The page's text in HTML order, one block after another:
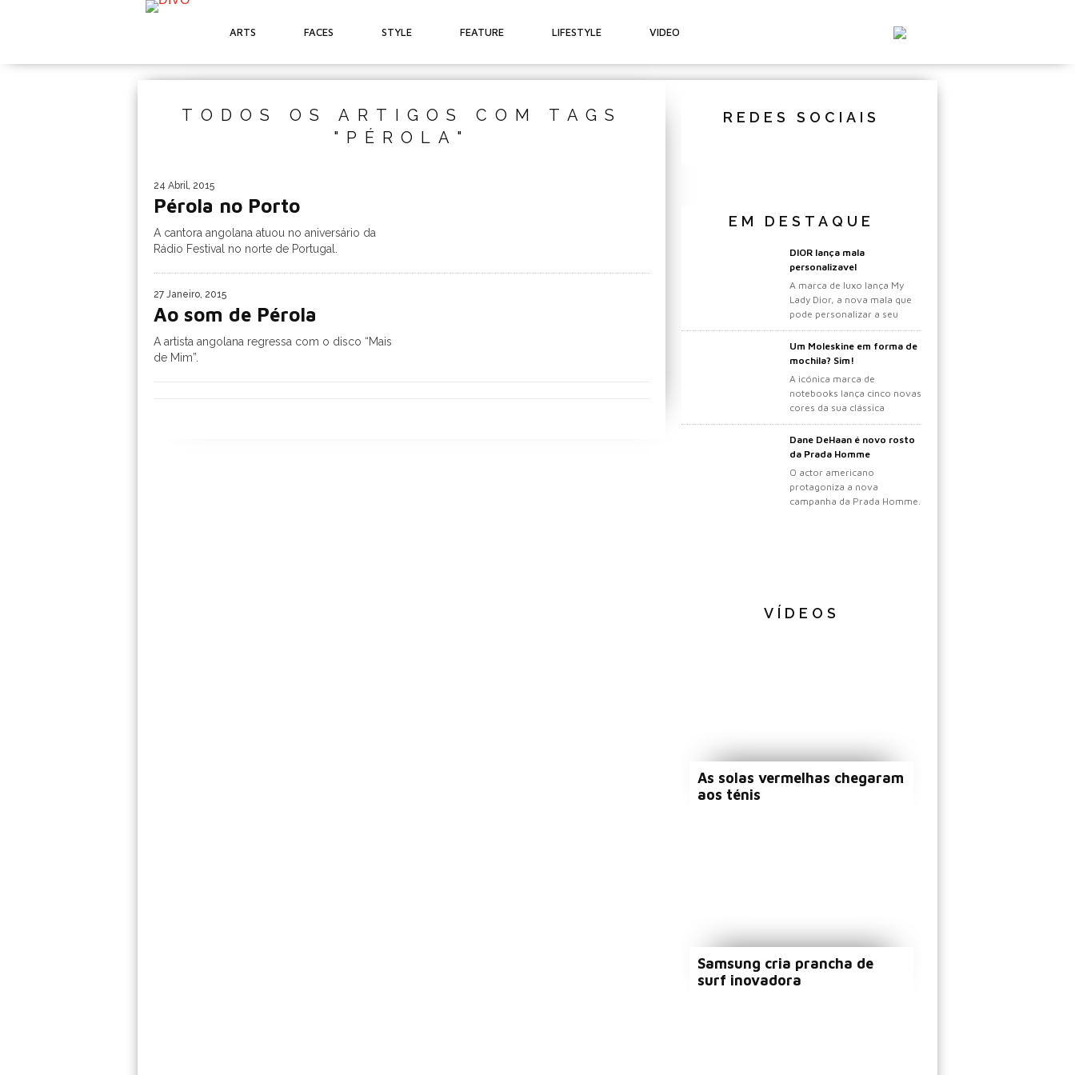
ARTS FACES STYLE FEATURE LIFESTYLE VIDEO
TODOS OS ARTIGOS COM TAGS
"PÉROLA"
24 Abril, 2015
Pérola no Porto
A cantora angolana atuou no aniversário da
Rádio Festival no norte de Portugal.
27 Janeiro, 2015
Ao som de Pérola
A artista angolana regressa com o disco “Mais
de Mim”.
REDES SOCIAIS
EM DESTAQUE
DIOR lança mala
personalizavel
A marca de luxo lança My
Lady Dior, a nova mala que
pode personalizar a seu
gosto.
Um Moleskine em forma de
mochila? Sim!
A icónica marca de
notebooks lança cinco novas
cores da sua clássica
mochila.
Dane DeHaan é novo rosto
da Prada Homme
O actor americano
protagoniza a nova
campanha da Prada Homme.
VÍDEOS
As solas vermelhas chegaram
aos ténis
Samsung cria prancha de
surf inovadora